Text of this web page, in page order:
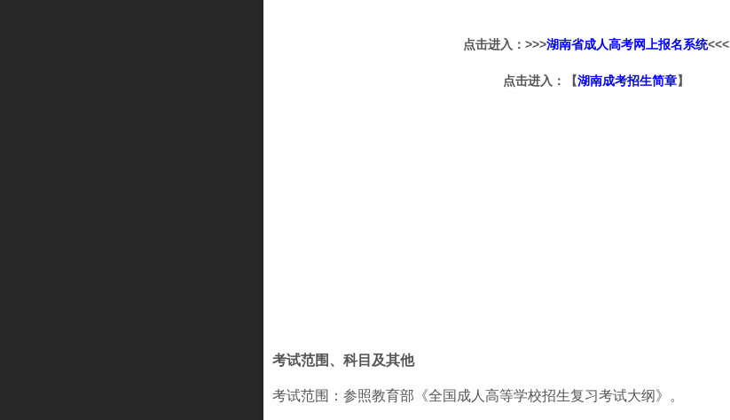
点击进入：>>>湖南省成人高考网上报名系统<<<
点击进入：【湖南成考招生简章】
考试范围、科目及其他
考试范围：参照教育部《全国成人高等学校招生复习考试大纲》。